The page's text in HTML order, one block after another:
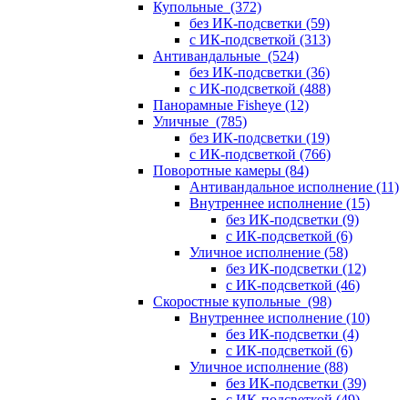
Купольные (372)
без ИК-подсветки (59)
с ИК-подсветкой (313)
Антивандальные (524)
без ИК-подсветки (36)
с ИК-подсветкой (488)
Панорамные Fisheye (12)
Уличные (785)
без ИК-подсветки (19)
с ИК-подсветкой (766)
Поворотные камеры (84)
Антивандальное исполнение (11)
Внутреннее исполнение (15)
без ИК-подсветки (9)
с ИК-подсветкой (6)
Уличное исполнение (58)
без ИК-подсветки (12)
с ИК-подсветкой (46)
Скоростные купольные (98)
Внутреннее исполнение (10)
без ИК-подсветки (4)
с ИК-подсветкой (6)
Уличное исполнение (88)
без ИК-подсветки (39)